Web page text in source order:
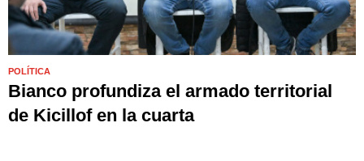
POLÍTICA
Bianco profundiza el armado territorial
de Kicillof en la cuarta